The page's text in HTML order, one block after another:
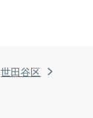
世田谷区